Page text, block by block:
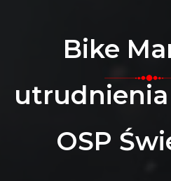
Bike
OSP